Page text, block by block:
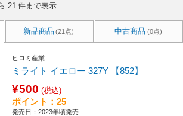
21 件まで表示
新品商品 (21点) 中古商品 (0点)
ヒロミ産業
ミライト イエロー 327Y 【852】
¥500 (税込)
ポイント：25
発売日：2023年頃発売